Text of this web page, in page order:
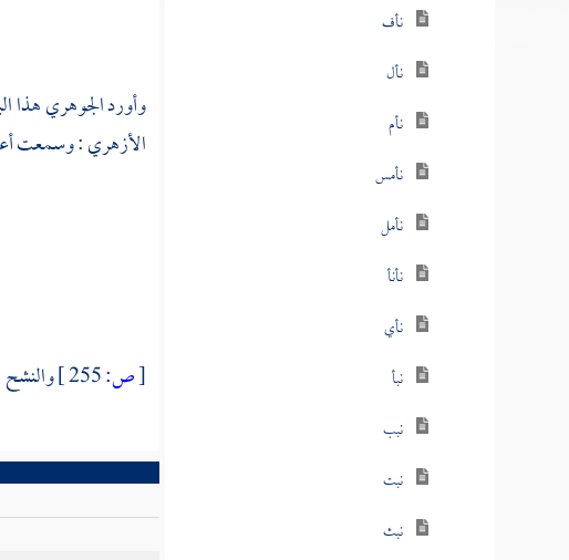
نأف
نأل
نأم
نأمس
نأمل
نأنأ
نأي
نبأ
نبب
نبت
نبث
وأوردالجوهريهذا
الأزهري : وسمعت
[ص: